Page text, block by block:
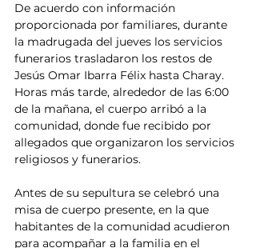
De acuerdo con información
proporcionada por familiares, durante
la madrugada del jueves los servicios
funerarios trasladaron los restos de
Jesús Omar Ibarra Félix hasta Charay.
Horas más tarde, alrededor de las 6:00
de la mañana, el cuerpo arribó a la
comunidad, donde fue recibido por
allegados que organizaron los servicios
religiosos y funerarios.
Antes de su sepultura se celebró una
misa de cuerpo presente, en la que
habitantes de la comunidad acudieron
para acompañar a la familia en el